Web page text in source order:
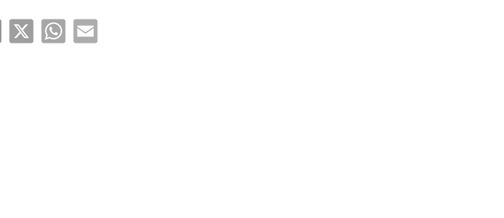
Facebook
X WhatsAppEmail